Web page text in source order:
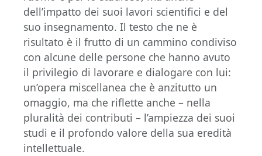
dell’impatto dei suoi lavori scientifici e del
suo insegnamento. Il testo che ne è
risultato è il frutto di un cammino condiviso
con alcune delle persone che hanno avuto
il privilegio di lavorare e dialogare con lui:
un’opera miscellanea che è anzitutto un
omaggio, ma che riflette anche – nella
pluralità dei contributi – l’ampiezza dei suoi
studi e il profondo valore della sua eredità
intellettuale.